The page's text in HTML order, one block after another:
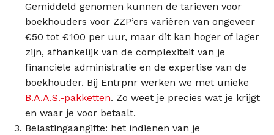
Gemiddeld genomen kunnen de tarieven voor
boekhouders voor ZZP’ers variëren van ongeveer
€50 tot €100 per uur, maar dit kan hoger of lager
zijn, afhankelijk van de complexiteit van je
financiële administratie en de expertise van de
boekhouder. Bij Entrpnr werken we met unieke
B.A.A.S.-pakketten. Zo weet je precies wat je krijgt
en waar je voor betaalt.
Belastingaangifte: het indienen van je